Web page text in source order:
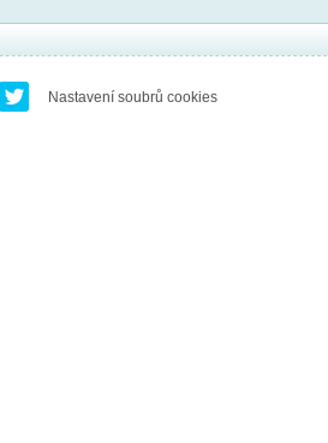
Nastavení soubrů cookies